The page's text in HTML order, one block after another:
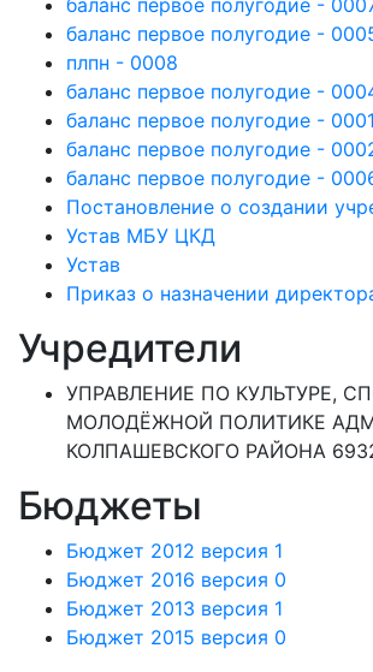
баланс первое полугодие -
баланс первое полугодие -
плпн - 0008
баланс первое полугодие -
баланс первое полугодие - 0001
баланс первое полугодие -
баланс первое полугодие -
Постановление о создании
Устав МБУ ЦКД
Устав
Приказ о назначении
Учредители
УПРАВЛЕНИЕ ПО КУЛЬТУРЕ,
МОЛОДЁЖНОЙ ПОЛИТИКЕ
КОЛПАШЕВСКОГО РАЙОНА
Бюджеты
Бюджет 2012 версия 1
Бюджет 2016 версия 0
Бюджет 2013 версия 1
Бюджет 2015 версия 0